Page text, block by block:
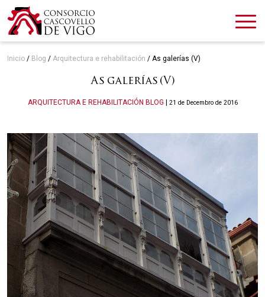
Inicio / Blog / Arquitectura e rehabilitación / As galerías (V)
As galerías (V)
Categories
ARQUITECTURA E REHABILITACIÓN BLOG 21 de Decembro de 2016